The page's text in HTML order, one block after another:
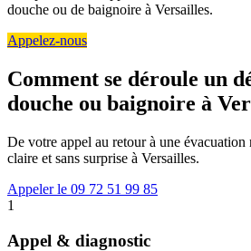
douche ou de baignoire à Versailles.
Appelez-nous
Comment se déroule un
douche ou baignoire à
De votre appel au retour à une
claire et sans surprise à Versailles.
Appeler le 09 72 51 99 85
1
Appel & diagnostic